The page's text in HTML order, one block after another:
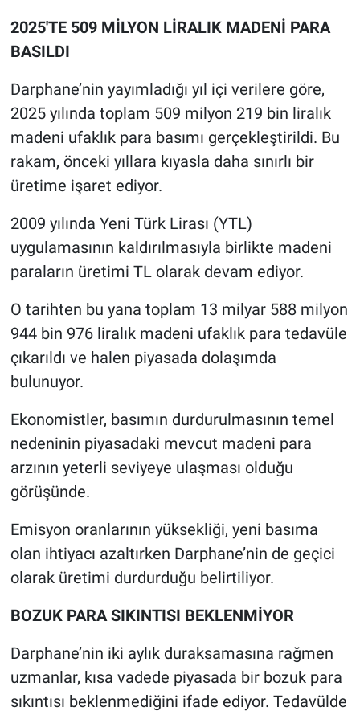
2025'TE 509 MİLYON LİRALIK MADENİ PARA
BASILDI
Darphane’nin yayımladığı yıl içi verilere göre,
2025 yılında toplam 509 milyon 219 bin liralık
madeni ufaklık para basımı gerçekleştirildi. Bu
rakam, önceki yıllara kıyasla daha sınırlı bir
üretime işaret ediyor.
2009 yılında Yeni Türk Lirası (YTL)
uygulamasının kaldırılmasıyla birlikte madeni
paraların üretimi TL olarak devam ediyor.
O tarihten bu yana toplam 13 milyar 588 milyon
944 bin 976 liralık madeni ufaklık para tedavüle
çıkarıldı ve halen piyasada dolaşımda
bulunuyor.
Ekonomistler, basımın durdurulmasının temel
nedeninin piyasadaki mevcut madeni para
arzının yeterli seviyeye ulaşması olduğu
görüşünde.
Emisyon oranlarının yüksekliği, yeni basıma
olan ihtiyacı azaltırken Darphane’nin de geçici
olarak üretimi durdurduğu belirtiliyor.
BOZUK PARA SIKINTISI BEKLENMİYOR
Darphane’nin iki aylık duraksamasına rağmen
uzmanlar, kısa vadede piyasada bir bozuk para
sıkıntısı beklenmediğini ifade ediyor. Tedavülde